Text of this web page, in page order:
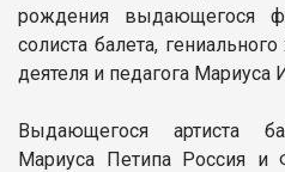
рождения выдающегося
солиста балета,
деятеля и педагога Мариуса
Выдающегося артиста
Мариуса Петипа Россия и